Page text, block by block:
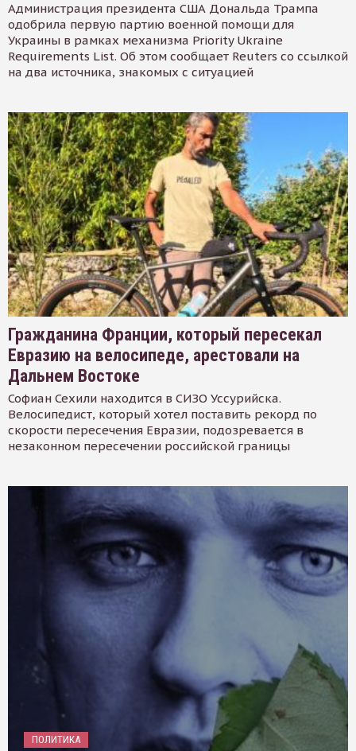
Администрация президента США Дональда Трампа
одобрила первую партию военной помощи для
Украины в рамках механизма Priority Ukraine
Requirements List. Об этом сообщает Reuters со ссылкой
на два источника, знакомых с ситуацией
Гражданина Франции, который пересекал
Евразию на велосипеде, арестовали на
Дальнем Востоке
Софиан Сехили находится в СИЗО Уссурийска.
Велосипедист, который хотел поставить рекорд по
скорости пересечения Евразии, подозревается в
незаконном пересечении российской границы
ПОЛИТИКА